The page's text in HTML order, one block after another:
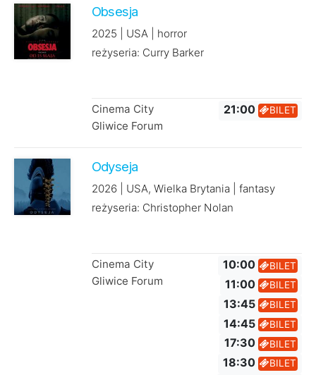
Obsesja
2025 | USA | horror
reżyseria: Curry Barker
Cinema City
Gliwice Forum
21:00 BILET
Odyseja
2026 | USA, Wielka Brytania | fantasy
reżyseria: Christopher Nolan
Cinema City
Gliwice Forum
10:00 BILET
11:00 BILET
13:45 BILET
14:45 BILET
17:30 BILET
18:30 BILET